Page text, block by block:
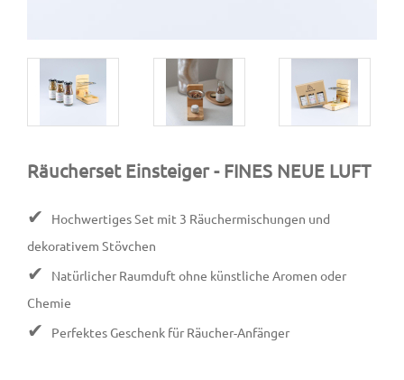
Räucherset Einsteiger- FINES NEUE LUFT
✔
Hochwertiges Set mit 3 Räuchermischungen und
dekorativem Stövchen
✔
Natürlicher Raumduft ohne künstliche Aromen oder
Chemie
✔ Perfektes Geschenk für Räucher-Anfänger